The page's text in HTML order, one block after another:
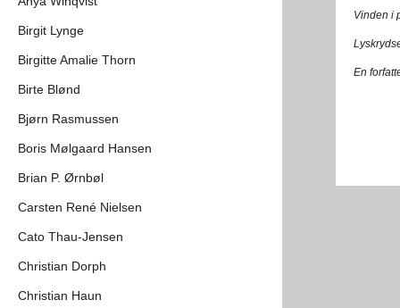
Vinden i
En
Birgit Lynge
Birgitte Amalie Thorn
Birte Blønd
Bjørn Rasmussen
Boris Mølgaard Hansen
Brian P. Ørnbøl
Carsten René Nielsen
Cato Thau-Jensen
Christian Dorph
Christian Haun